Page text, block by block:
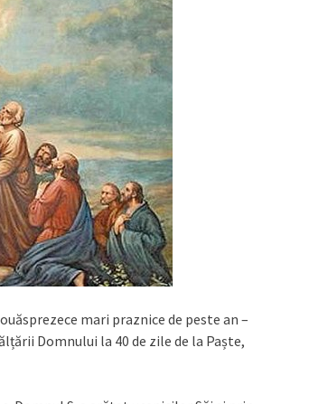
mari praznice de peste an –
Domnului la 40 de zile de la Paște,